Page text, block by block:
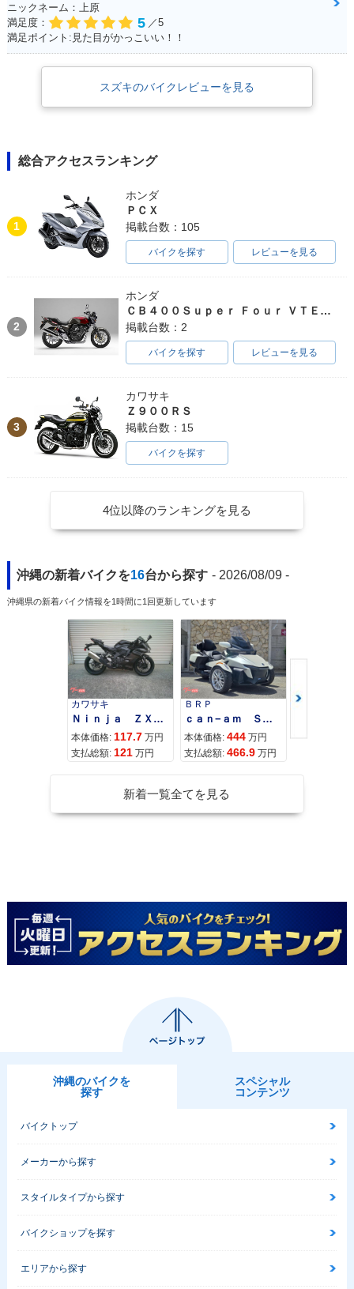
ニックネーム：上原
満足度：
5 ／5
満足ポイント:見た目がかっこいい！！
スズキのバイクレビューを見る
総合アクセスランキング
1
ホンダ
ＰＣＸ
掲載台数：105
バイクを探す レビューを見る
2
ホンダ
ＣＢ４００Ｓｕｐｅｒ Ｆｏｕｒ ＶＴＥＣ ＳＰＥＣ３
掲載台数：2
バイクを探す レビューを見る
3
カワサキ
Ｚ９００ＲＳ
掲載台数：15
バイクを探す
4位以降のランキングを見る
沖縄の新着バイクを16台から探す - 2026/08/09 -
沖縄県の新着バイク情報を1時間に1回更新しています
カワサキ
Ｎｉｎｊａ ＺＸ−４Ｒ ＳＥ
本体価格: 117.7 万円
支払総額: 121 万円
ＢＲＰ
ｃａｎ−ａｍ ＳＰＹＤＥＲ ＲＴ ＬＩＭＩＴＥＤ
本体価格: 444 万円
支払総額: 466.9 万円
スズキ
本体価格:
新着一覧全てを見る
沖縄のバイクを
探す
スペシャル
コンテンツ
バイクトップ
メーカーから探す
スタイルタイプから探す
バイクショップを探す
エリアから探す